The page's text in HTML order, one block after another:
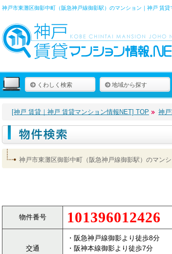
神戸市東灘区御影中町（阪急神戸線御影駅）のマンション｜神戸 賃貸
くわしく検索 地域から探す
[神戸 賃貸｜神戸 賃貸マンション情報NET] TOP 神
神戸市東灘区御影中町（阪急神戸線御影駅）のマン
物件番号 101396012426
交通
・阪急神戸線御影より徒歩8分
・阪神本線御影より徒歩7分